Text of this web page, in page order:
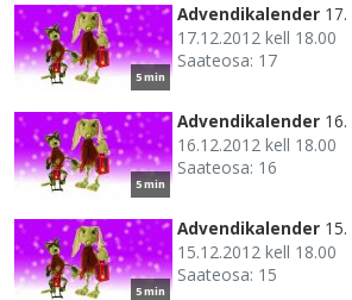
5 min
Advendikalender
17.12.2012 kell 18.00
Saateosa: 17
5 min
Advendikalender
16.12.2012 kell 18.00
Saateosa: 16
5 min
Advendikalender
15.12.2012 kell 18.00
Saateosa: 15